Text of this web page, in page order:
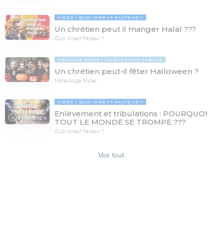
17:21
VIDÉO QUOI D'NEUF PASTEUR ?
Un chrétien peut il manger Halal ???
Quoi d'neuf Pasteur ?
MESSAGE TEXTE LA QUESTION TABOUE
Un chrétien peut-il fêter Halloween ?
Marie-Ange Muller
78:19
VIDÉO QUOI D'NEUF PASTEUR ?
Enlèvement et tribulations : POURQUOI
TOUT LE MONDE SE TROMPE ???
Quoi d'neuf Pasteur ?
Voir tout